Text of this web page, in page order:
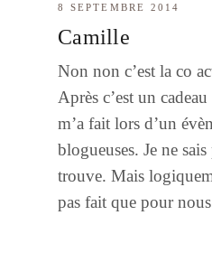
8 SEPTEMBRE 2014
Camille
Non non c’est la co
Après c’est un
m’a fait lors d’un
blogueuses. Je ne
trouve. Mais
pas fait que pour